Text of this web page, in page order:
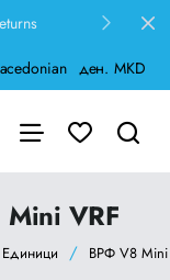
ден. MKD
VRF
ВРФ V8